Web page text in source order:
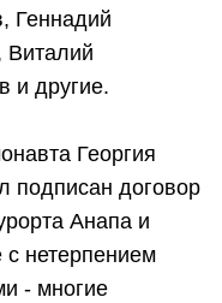
Геннадий
Виталий
и другие.
Георгия
подписан договор
Анапа и
с нетерпением
- многие